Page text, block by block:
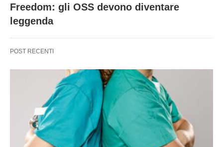
Freedom: gli OSS devono diventare
leggenda
POST RECENTI